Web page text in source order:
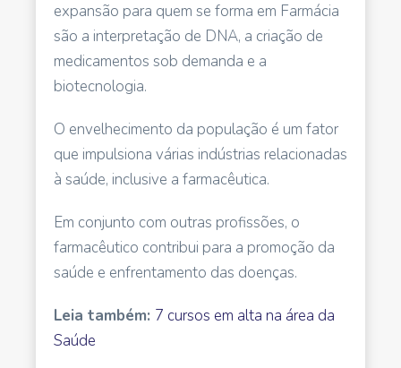
expansão para quem se forma em Farmácia
são a interpretação de DNA, a criação de
medicamentos sob demanda e a
biotecnologia.
O envelhecimento da população é um fator
que impulsiona várias indústrias relacionadas
à saúde, inclusive a farmacêutica.
Em conjunto com outras profissões, o
farmacêutico contribui para a promoção da
saúde e enfrentamento das doenças.
Leia também: 7 cursos em alta na área da
Saúde